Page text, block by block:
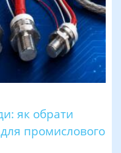
як обрати
промислового